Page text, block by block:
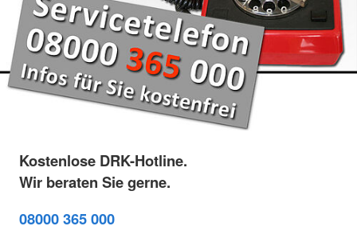
Kostenlose DRK-Hotline.
Wir beraten Sie gerne.
08000 365 000